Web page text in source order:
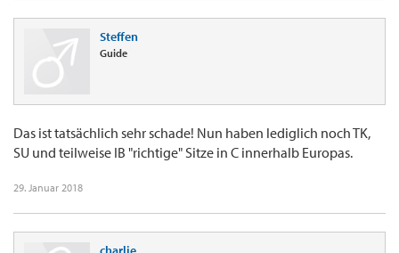
Steffen
Guide
Das ist tatsächlich sehr schade! Nun haben lediglich noch TK,
SU und teilweise IB "richtige" Sitze in C innerhalb Europas.
29. Januar 2018